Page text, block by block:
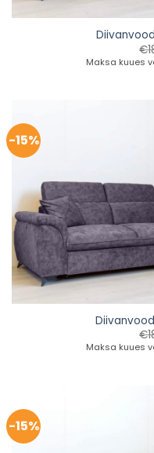
€
Maksa kuues
-15%
€
Maksa kuues
-15%